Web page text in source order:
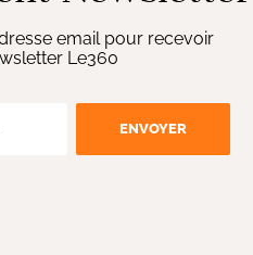
email pour recevoir
Le360
ENVOYER